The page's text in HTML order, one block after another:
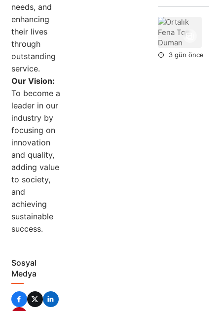
needs, and
enhancing
their lives
through
outstanding
service.
Our Vision:
To become a
leader in our
industry by
focusing on
innovation
and quality,
adding value
to society,
and
achieving
sustainable
success.
Sosyal
Medya
3 gün önce